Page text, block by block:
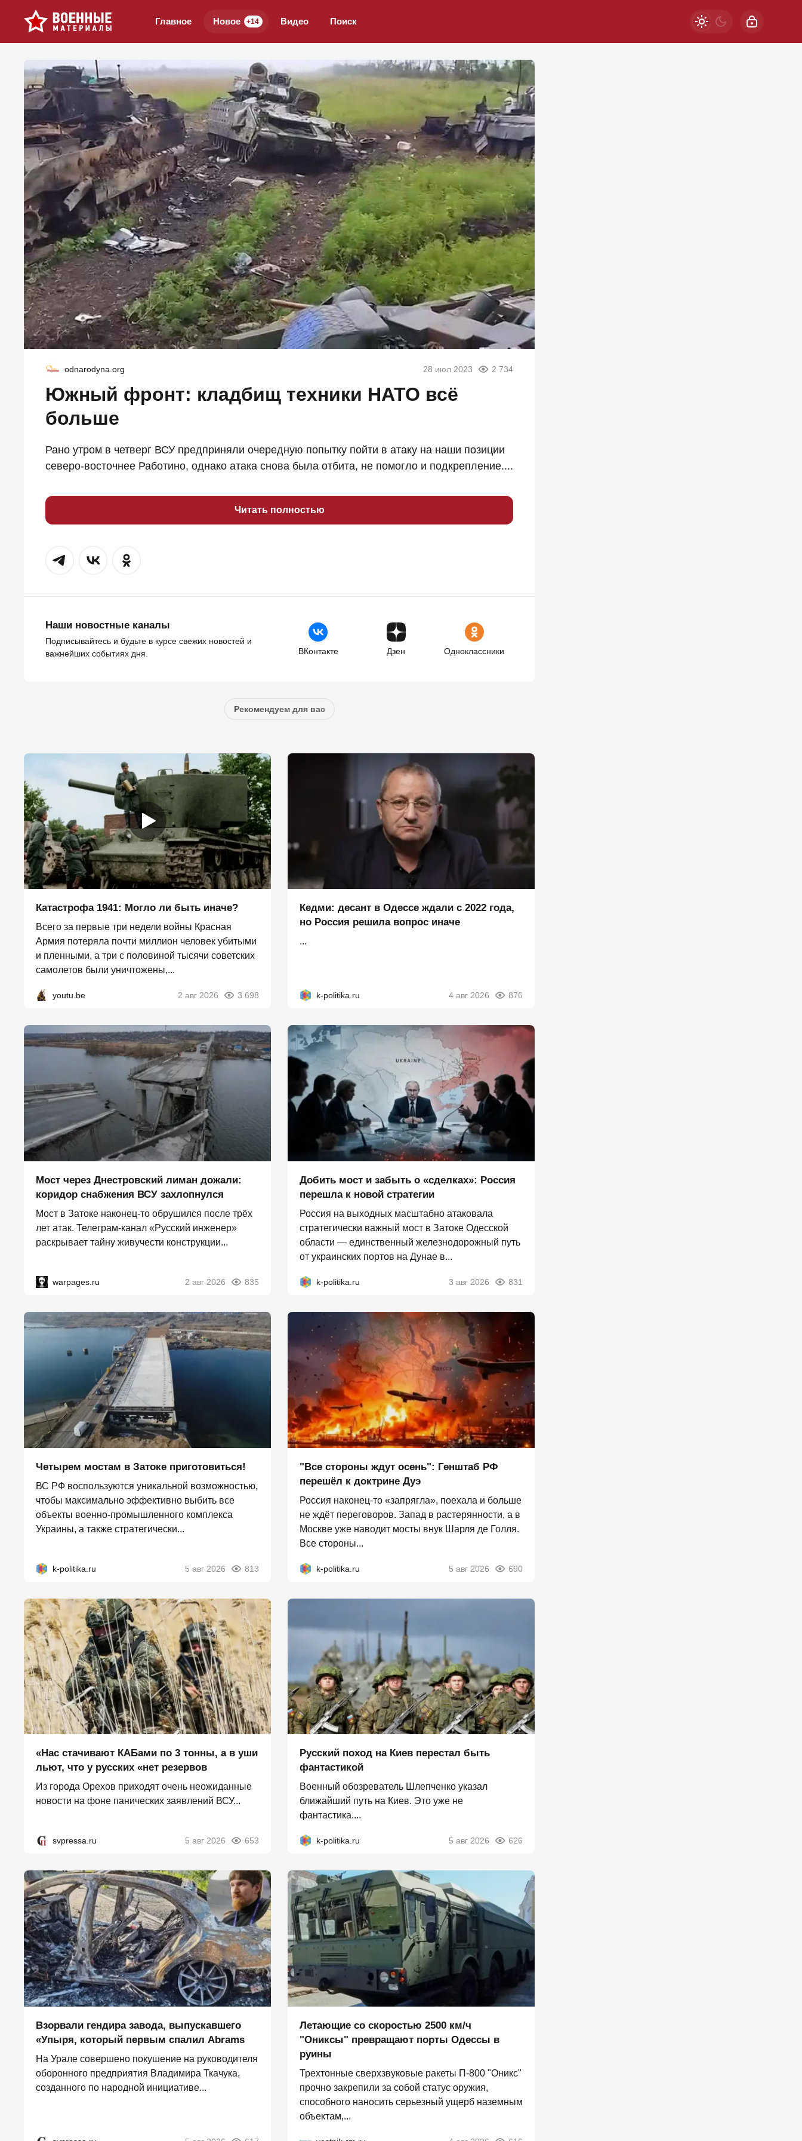
Главное Новое +14 Видео Поиск
odnarodyna.org 28 июл 2023 2 734
Южный фронт: кладбищ техники НАТО всё
больше
Рано утром в четверг ВСУ предприняли очередную попытку пойти в атаку на наши позиции
северо-восточнее Работино, однако атака снова была отбита, не помогло и подкрепление....
Читать полностью
Наши новостные каналы
Подписывайтесь и будьте в курсе свежих новостей и
важнейших событиях дня.
ВКонтакте Дзен Одноклассники
Рекомендуем для вас
Катастрофа 1941: Могло ли быть иначе?
Всего за первые три недели войны Красная
Армия потеряла почти миллион человек убитыми
и пленными, а три с половиной тысячи советских
самолетов были уничтожены,...
youtu.be 2 авг 2026 3 698
Кедми: десант в Одессе ждали с 2022 года,
но Россия решила вопрос иначе
...
k-politika.ru 4 авг 2026 876
Мост через Днестровский лиман дожали:
коридор снабжения ВСУ захлопнулся
Мост в Затоке наконец-то обрушился после трёх
лет атак. Телеграм-канал «Русский инженер»
раскрывает тайну живучести конструкции...
warpages.ru 2 авг 2026 835
Добить мост и забыть о «сделках»: Россия
перешла к новой стратегии
Россия на выходных масштабно атаковала
стратегически важный мост в Затоке Одесской
области — единственный железнодорожный путь
от украинских портов на Дунае в...
k-politika.ru 3 авг 2026 831
Четырем мостам в Затоке приготовиться!
ВС РФ воспользуются уникальной возможностью,
чтобы максимально эффективно выбить все
объекты военно-промышленного комплекса
Украины, а также стратегически...
k-politika.ru 5 авг 2026 813
"Все стороны ждут осень": Генштаб РФ
перешёл к доктрине Дуэ
Россия наконец-то «запрягла», поехала и больше
не ждёт переговоров. Запад в растерянности, а в
Москве уже наводит мосты внук Шарля де Голля.
Все стороны...
k-politika.ru 5 авг 2026 690
«Нас стачивают КАБами по 3 тонны, а в уши
льют, что у русских «нет резервов
Из города Орехов приходят очень неожиданные
новости на фоне панических заявлений ВСУ...
svpressa.ru 5 авг 2026 653
Русский поход на Киев перестал быть
фантастикой
Военный обозреватель Шлепченко указал
ближайший путь на Киев. Это уже не
фантастика....
k-politika.ru 5 авг 2026 626
Взорвали гендира завода, выпускавшего
«Упыря, который первым спалил Abrams
На Урале совершено покушение на руководителя
оборонного предприятия Владимира Ткачука,
созданного по народной инициативе...
Летающие со скоростью 2500 км/ч
"Ониксы" превращают порты Одессы в
руины
Трехтонные сверхзвуковые ракеты П‑800 "Оникс"
прочно закрепили за собой статус оружия,
способного наносить серьезный ущерб наземным
объектам,...